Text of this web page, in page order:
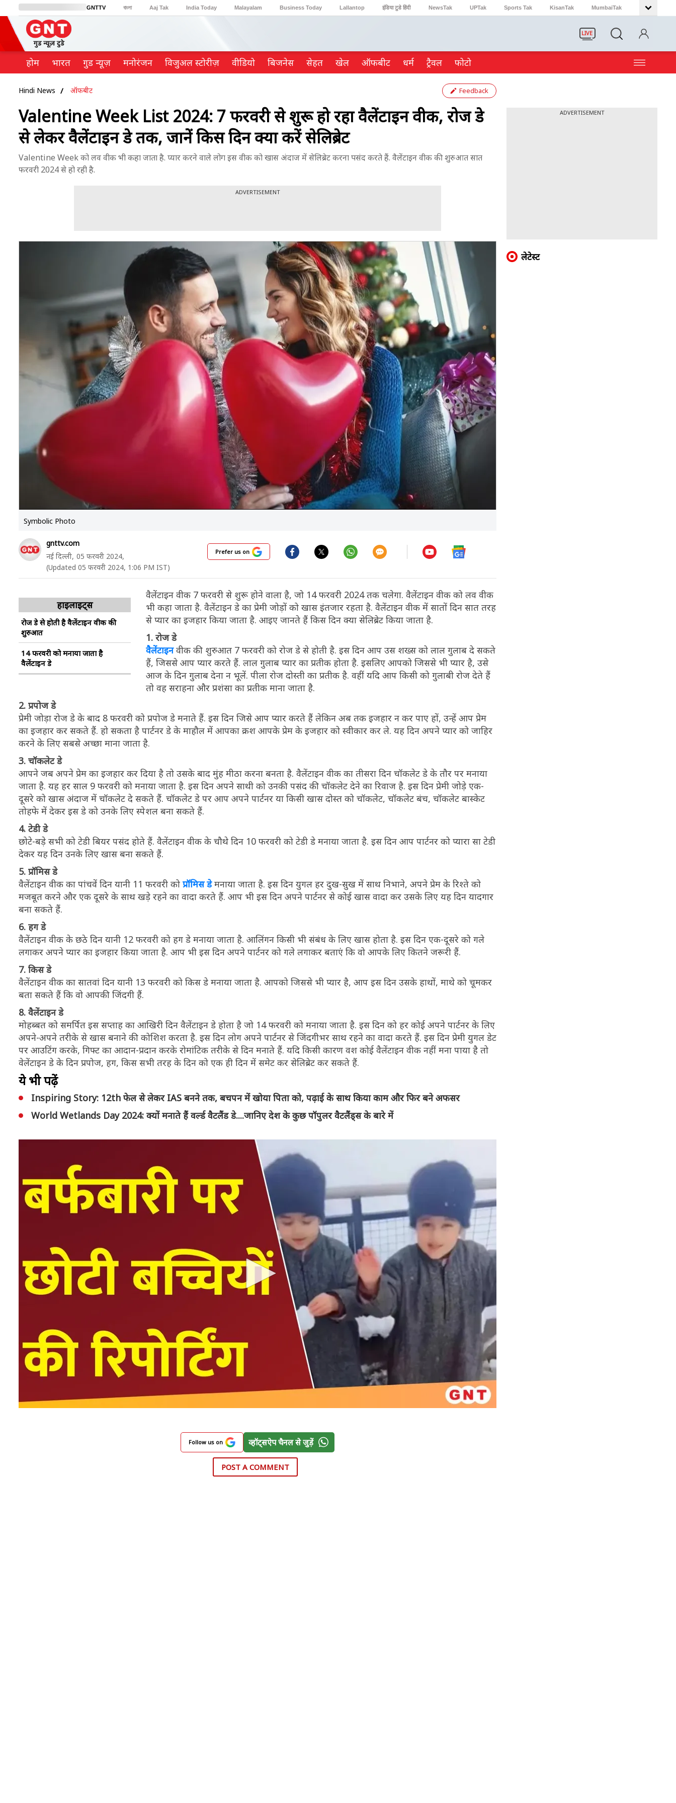
GNTTV বাংলা Aaj Tak India Today Malayalam Business Today Lallantop इंडिया टुडे हिंदी NewsTak UPTak Sports Tak KisanTak MumbaiTak
BT Bazaar Cosmopolitan
LIVE
होम भारत गुड न्यूज़ मनोरंजन विजुअल स्टोरीज़ वीडियो ब‍िजनेस सेहत खेल ऑफबीट धर्म ट्रैवल फोटो
Hindi News ऑफबीट Feedback
Valentine Week List 2024: 7 फरवरी से शुरू हो रहा वैलेंटाइन वीक, रोज डे
से लेकर वैलेंटाइन डे तक, जानें किस दिन क्या करें सेलिब्रेट
Valentine Week को लव वीक भी कहा जाता है. प्यार करने वाले लोग इस वीक को खास अंदाज में सेलिब्रेट करना पसंद करते हैं. वैलेंटाइन वीक की शुरुआत सात
फरवरी 2024 से हो रही है.
ADVERTISEMENT
Symbolic Photo
gnttv.com
नई दिल्ली, 05 फरवरी 2024,
(Updated 05 फरवरी 2024, 1:06 PM IST)
Prefer us on
हाइलाइट्स
रोज डे से होती है वैलेंटाइन वीक की
शुरुआत
14 फरवरी को मनाया जाता है
वैलेंटाइन डे
वैलेंटाइन वीक 7 फरवरी से शुरू होने वाला है, जो 14 फरवरी 2024 तक चलेगा. वैलेंटाइन वीक को लव वीक
भी कहा जाता है. वैलेंटाइन डे का प्रेमी जोड़ों को खास इंतजार रहता है. वैलेंटाइन वीक में सातों दिन सात तरह
से प्यार का इजहार किया जाता है. आइए जानते हैं किस दिन क्या सेलिब्रेट किया जाता है.
1. रोज डे
वैलेंटाइनवीक की शुरुआत 7 फरवरी को रोज डे से होती है. इस दिन आप उस शख्स को लाल गुलाब दे सकते
हैं, जिससे आप प्यार करते हैं. लाल गुलाब प्यार का प्रतीक होता है. इसलिए आपको जिससे भी प्यार है, उसे
आज के दिन गुलाब देना न भूलें. पीला रोज दोस्ती का प्रतीक है. वहीं यदि आप किसी को गुलाबी रोज देते हैं
तो वह सराहना और प्रशंसा का प्रतीक माना जाता है.
2. प्रपोज डे
प्रेमी जोड़ा रोज डे के बाद 8 फरवरी को प्रपोज डे मनाते हैं. इस दिन जिसे आप प्यार करते हैं लेकिन अब तक इजहार न कर पाए हों, उन्हें आप प्रेम
का इजहार कर सकते हैं. हो सकता है पार्टनर डे के माहौल में आपका क्रश आपके प्रेम के इजहार को स्वीकार कर ले. यह दिन अपने प्यार को जाहिर
करने के लिए सबसे अच्छा माना जाता है.
3. चॉकलेट डे
आपने जब अपने प्रेम का इजहार कर दिया है तो उसके बाद मुंह मीठा करना बनता है. वैलेंटाइन वीक का तीसरा दिन चॉकलेट डे के तौर पर मनाया
जाता है. यह हर साल 9 फरवरी को मनाया जाता है. इस दिन अपने साथी को उनकी पसंद की चॉकलेट देने का रिवाज है. इस दिन प्रेमी जोड़े एक-
दूसरे को खास अंदाज में चॉकलेट दे सकते हैं. चॉकलेट डे पर आप अपने पार्टनर या किसी खास दोस्त को चॉकलेट, चॉकलेट बंच, चॉकलेट बास्केट
तोहफे में देकर इस डे को उनके लिए स्पेशल बना सकते हैं.
4. टेडी डे
छोटे-बड़े सभी को टेडी बियर पसंद होते हैं. वैलेंटाइन वीक के चौथे दिन 10 फरवरी को टेडी डे मनाया जाता है. इस दिन आप पार्टनर को प्यारा सा टेडी
देकर यह दिन उनके लिए खास बना सकते हैं.
5. प्रॉमिस डे
वैलेंटाइन वीक का पांचवें दिन यानी 11 फरवरी को प्रॉमिस डेमनाया जाता है. इस दिन युगल हर दुख-सुख में साथ निभाने, अपने प्रेम के रिश्ते को
मजबूत करने और एक दूसरे के साथ खड़े रहने का वादा करते हैं. आप भी इस दिन अपने पार्टनर से कोई खास वादा कर उसके लिए यह दिन यादगार
बना सकते हैं.
6. हग डे
वैलेंटाइन वीक के छठे दिन यानी 12 फरवरी को हग डे मनाया जाता है. आलिंगन किसी भी संबंध के लिए खास होता है. इस दिन एक-दूसरे को गले
लगाकर अपने प्यार का इजहार किया जाता है. आप भी इस दिन अपने पार्टनर को गले लगाकर बताएं कि वो आपके लिए कितने जरूरी हैं.
7. किस डे
वैलेंटाइन वीक का सातवां दिन यानी 13 फरवरी को किस डे मनाया जाता है. आपको जिससे भी प्यार है, आप इस दिन उसके हाथों, माथे को चूमकर
बता सकते हैं कि वो आपकी जिंदगी हैं.
8. वैलेंटाइन डे
मोहब्बत को समर्पित इस सप्ताह का आखिरी दिन वैलेंटाइन डे होता है जो 14 फरवरी को मनाया जाता है. इस दिन को हर कोई अपने पार्टनर के लिए
अपने-अपने तरीके से खास बनाने की कोशिश करता है. इस दिन लोग अपने पार्टनर से जिंदगीभर साथ रहने का वादा करते हैं. इस दिन प्रेमी युगल डेट
पर आउटिंग करके, गिफ्ट का आदान-प्रदान करके रोमांटिक तरीके से दिन मनाते हैं. यदि किसी कारण वश कोई वैलेंटाइन वीक नहीं मना पाया है तो
वेलेंटाइन डे के दिन प्रपोज, हग, किस सभी तरह के दिन को एक ही दिन में समेट कर सेलिब्रेट कर सकते हैं.
ये भी पढ़ें
Inspiring Story: 12th फेल से लेकर IAS बनने तक, बचपन में खोया पिता को, पढ़ाई के साथ किया काम और फिर बने अफसर
World Wetlands Day 2024: क्यों मनाते हैं वर्ल्ड वैटलैंड डे....जानिए देश के कुछ पॉपुलर वैटलैंड्स के बारे में
Follow us on व्हॉट्सऐप चैनल से जुड़ें
POST A COMMENT
ADVERTISEMENT
लेटेस्ट